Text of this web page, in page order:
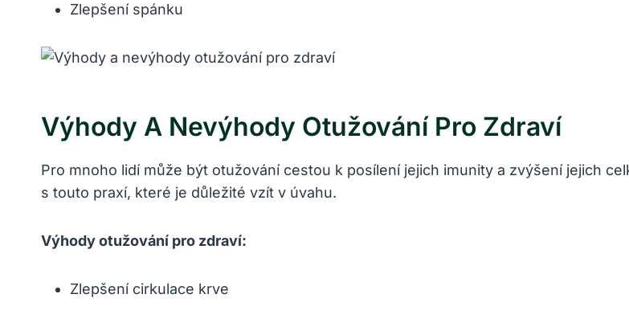
Zlepšení spánku
Výhody A Nevýhody Otužování Pro Zdraví
Pro mnoho lidí může být otužování cestou k posílení jejich imunity a zvýšení jejich
s touto praxí, které je důležité vzít v úvahu.
Výhody otužování pro zdraví:
Zlepšení cirkulace krve